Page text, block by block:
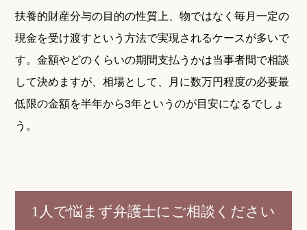
扶養的財産分与の目的の性質上、物ではなく毎月一定の
現金を受け渡すという方法で実現されるケースが多いで
す。金額やどのくらいの期間支払うかは当事者間で相談
して決めますが、相場として、月に数万円程度の必要最
低限の金額を半年から3年というのが目安になるでしょ
う。
1人で悩まず弁護士にご相談ください